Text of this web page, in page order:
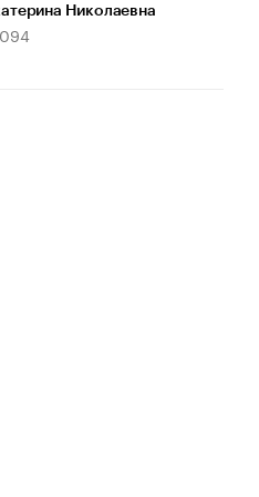
Николаевна